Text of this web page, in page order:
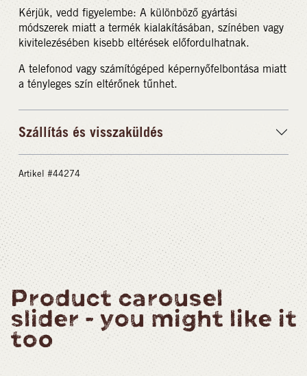
Kérjük, vedd figyelembe: A különböző gyártási
módszerek miatt a termék kialakításában, színében vagy
kivitelezésében kisebb eltérések előfordulhatnak.
A telefonod vagy számítógéped képernyőfelbontása miatt
a tényleges szín eltérőnek tűnhet.
Szállítás és visszaküldés
Artikel #44274
Product carousel
slider - you might like it
too